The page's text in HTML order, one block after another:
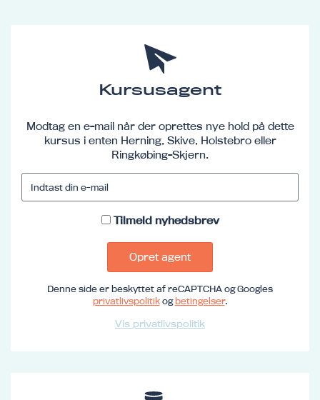
Kursusagent
Modtag en e-mail når der oprettes nye hold på dette
kursus i enten Herning, Skive, Holstebro eller
Ringkøbing-Skjern.
Tilmeld nyhedsbrev
Opret agent
Denne side er beskyttet af reCAPTCHA og Googles
privatlivspolitikogbetingelser.
Vis privatlivspolitik